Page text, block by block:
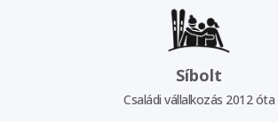
Síbolt
Családi vállalkozás 2012 óta